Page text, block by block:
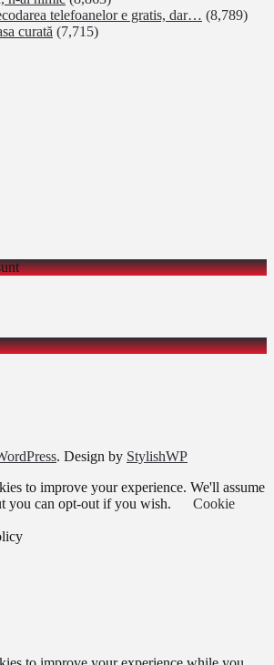
telefoanelor e gratis, dar… (8,789)
curată (7,715)
. Design by StylishWP
to improve your experience. We'll assume
you can opt-out if you wish.
Cookie